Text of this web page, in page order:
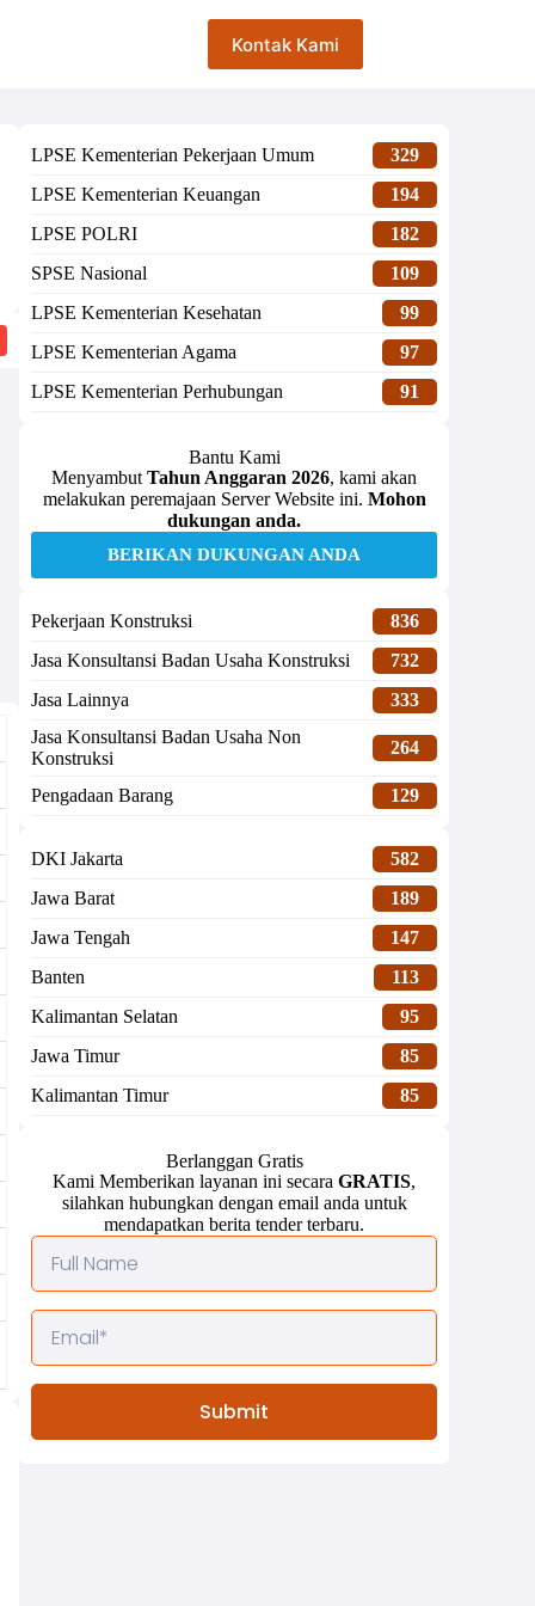
Kontak Kami
LPSE Kementerian Pekerjaan Umum
329
LPSE Kementerian Keuangan
194
LPSE POLRI
182
SPSE Nasional
109
LPSE Kementerian Kesehatan
99
LPSE Kementerian Agama
97
LPSE Kementerian Perhubungan
91
Bantu Kami
Menyambut Tahun Anggaran 2026, kami akan
melakukan peremajaan Server Website ini. Mohon
dukungan anda.
BERIKAN DUKUNGAN ANDA
Pekerjaan Konstruksi
836
Jasa Konsultansi Badan Usaha Konstruksi
732
Jasa Lainnya
333
Jasa Konsultansi Badan Usaha Non
Konstruksi
264
Pengadaan Barang 129
DKI Jakarta
582
Jawa Barat
189
Jawa Tengah
147
Banten
113
Kalimantan Selatan
95
Jawa Timur
85
Kalimantan Timur
85
Berlanggan Gratis
Kami Memberikan layanan ini secara GRATIS,
silahkan hubungkan dengan email anda untuk
mendapatkan berita tender terbaru.
Submit